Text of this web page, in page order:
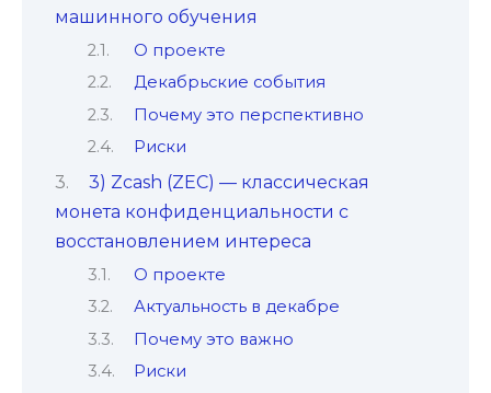
машинного обучения
О проекте
Декабрьские события
Почему это перспективно
Риски
3) Zcash (ZEC) — классическая
монета конфиденциальности с
восстановлением интереса
О проекте
Актуальность в декабре
Почему это важно
Риски